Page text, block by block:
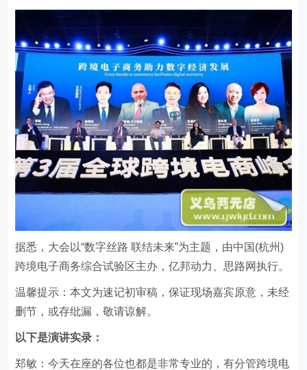
据悉，大会以“数字丝路 联结未来”为主题，由中国(杭州)
跨境电子商务综合试验区主办，亿邦动力、思路网执行。
温馨提示：本文为速记初审稿，保证现场嘉宾原意，未经
删节，或存纰漏，敬请谅解。
以下是演讲实录：
郑敏：今天在座的各位也都是非常专业的，有分管跨境电